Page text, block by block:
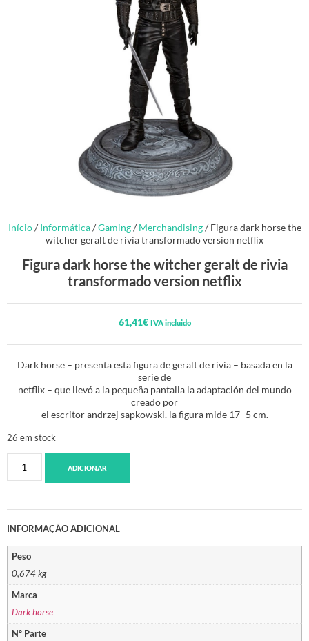
Início/ Informática/Gaming/ Merchandising/ Figura dark horse the
witcher geralt de rivia transformado version netflix
Figura dark horse the witcher geralt de rivia
transformado version netflix
61,41€ IVA incluido
Dark horse – presenta esta figura de geralt de rivia – basada en la
serie de
netflix – que llevó a la pequeña pantalla la adaptación del mundo
creado por
el escritor andrzej sapkowski. la figura mide 17 -5 cm.
26 em stock
ADICIONAR
INFORMAÇÃO ADICIONAL
Peso
0,674 kg
Marca
Dark horse
Nº Parte